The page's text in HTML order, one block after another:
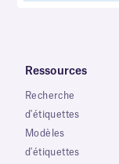
Ressources
Recherche
d'étiquettes
Modèles
d'étiquettes